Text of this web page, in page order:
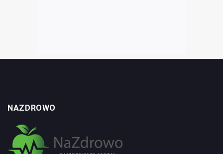
NAZDROWO